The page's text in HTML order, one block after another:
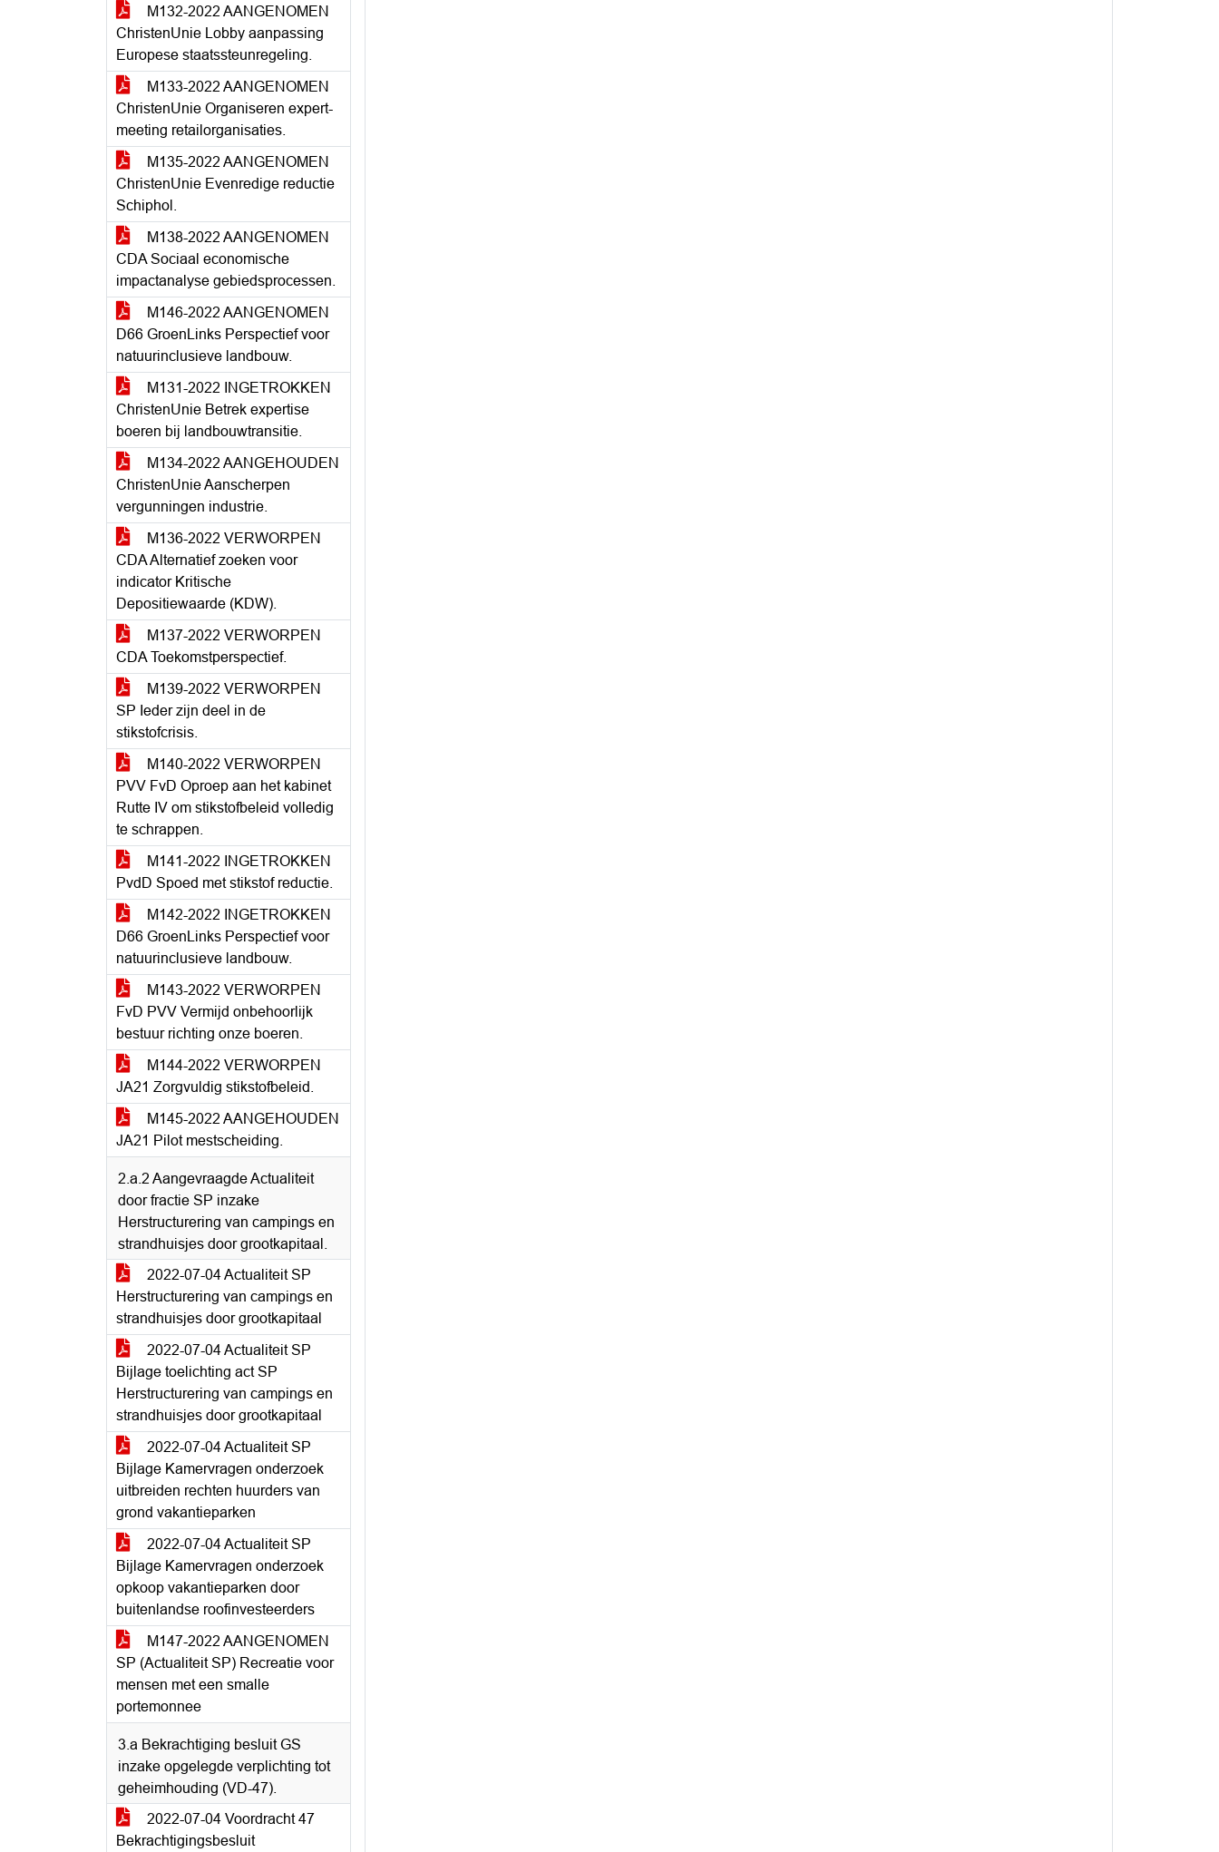
M132-2022 AANGENOMEN
ChristenUnie Lobby aanpassing
Europese staatssteunregeling.
M133-2022 AANGENOMEN
ChristenUnie Organiseren expert-
meeting retailorganisaties.
M135-2022 AANGENOMEN
ChristenUnie Evenredige reductie
Schiphol.
M138-2022 AANGENOMEN
CDA Sociaal economische
impactanalyse gebiedsprocessen.
M146-2022 AANGENOMEN
D66 GroenLinks Perspectief voor
natuurinclusieve landbouw.
M131-2022 INGETROKKEN
ChristenUnie Betrek expertise
boeren bij landbouwtransitie.
M134-2022 AANGEHOUDEN
ChristenUnie Aanscherpen
vergunningen industrie.
M136-2022 VERWORPEN
CDA Alternatief zoeken voor
indicator Kritische
Depositiewaarde (KDW).
M137-2022 VERWORPEN
CDA Toekomstperspectief.
M139-2022 VERWORPEN
SP Ieder zijn deel in de
stikstofcrisis.
M140-2022 VERWORPEN
PVV FvD Oproep aan het kabinet
Rutte IV om stikstofbeleid volledig
te schrappen.
M141-2022 INGETROKKEN
PvdD Spoed met stikstof reductie.
M142-2022 INGETROKKEN
D66 GroenLinks Perspectief voor
natuurinclusieve landbouw.
M143-2022 VERWORPEN
FvD PVV Vermijd onbehoorlijk
bestuur richting onze boeren.
M144-2022 VERWORPEN
JA21 Zorgvuldig stikstofbeleid.
M145-2022 AANGEHOUDEN
JA21 Pilot mestscheiding.
2.a.2 Aangevraagde Actualiteit
door fractie SP inzake
Herstructurering van campings en
strandhuisjes door grootkapitaal.
2022-07-04 Actualiteit SP
Herstructurering van campings en
strandhuisjes door grootkapitaal
2022-07-04 Actualiteit SP
Bijlage toelichting act SP
Herstructurering van campings en
strandhuisjes door grootkapitaal
2022-07-04 Actualiteit SP
Bijlage Kamervragen onderzoek
uitbreiden rechten huurders van
grond vakantieparken
2022-07-04 Actualiteit SP
Bijlage Kamervragen onderzoek
opkoop vakantieparken door
buitenlandse roofinvesteerders
M147-2022 AANGENOMEN
SP (Actualiteit SP) Recreatie voor
mensen met een smalle
portemonnee
3.a Bekrachtiging besluit GS
inzake opgelegde verplichting tot
geheimhouding (VD-47).
2022-07-04 Voordracht 47
Bekrachtigingsbesluit